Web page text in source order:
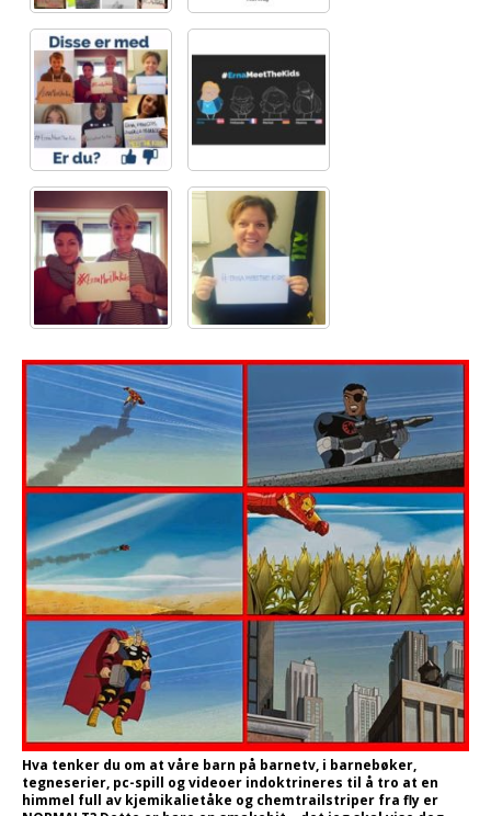
Hva tenker du om at våre barn på barnetv, i barnebøker,
tegneserier, pc-spill og videoer indoktrineres til å tro at en
himmel full av kjemikalietåke og chemtrailstriper fra fly er